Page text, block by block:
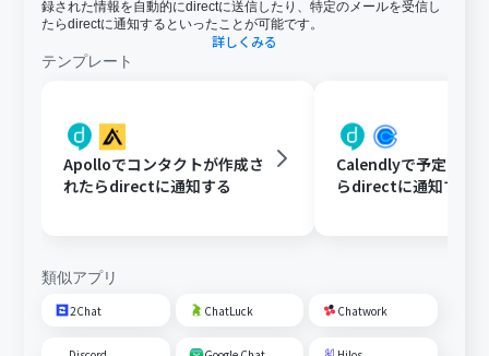
録された情報を自動的にdirectに送信したり、特定のメールを受信し
たらdirectに通知するといったことが可能です。
詳しくみる
テンプレート
Apolloでコンタクトが作成さ
れたらdirectに通知する
Calendlyで予定が作
らdirectに通知する
類似アプリ
2Chat ChatLuck Chatwork